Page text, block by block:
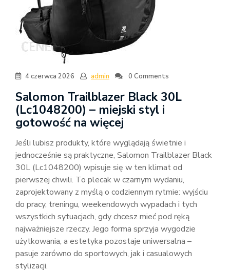
4 czerwca 2026 admin 0 Comments
Salomon Trailblazer Black 30L
(Lc1048200) – miejski styl i
gotowość na więcej
Jeśli lubisz produkty, które wyglądają świetnie i
jednocześnie są praktyczne, Salomon Trailblazer Black
30L (Lc1048200) wpisuje się w ten klimat od
pierwszej chwili. To plecak w czarnym wydaniu,
zaprojektowany z myślą o codziennym rytmie: wyjściu
do pracy, treningu, weekendowych wypadach i tych
wszystkich sytuacjach, gdy chcesz mieć pod ręką
najważniejsze rzeczy. Jego forma sprzyja wygodzie
użytkowania, a estetyka pozostaje uniwersalna –
pasuje zarówno do sportowych, jak i casualowych
stylizacji.